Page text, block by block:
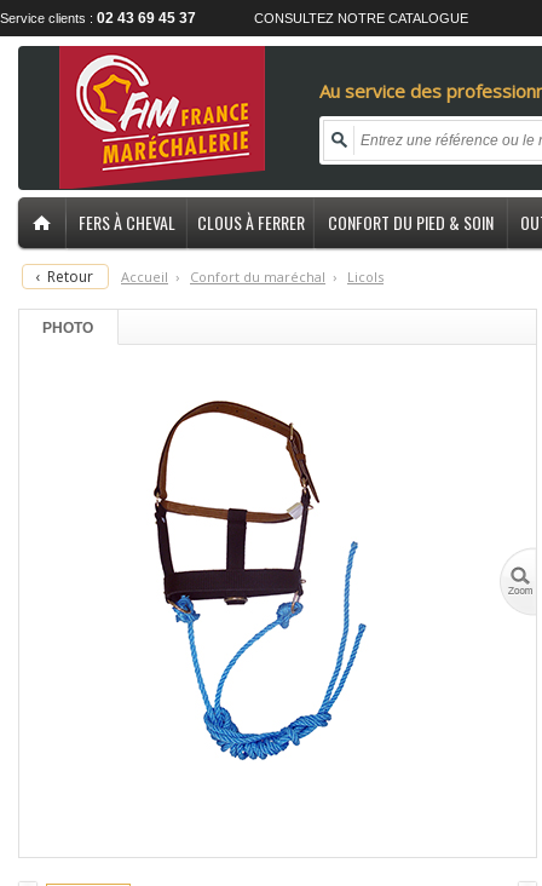
Service clients : 02 43 69 45 37 CONSULTEZ NOTRE CATALOGUE
Au service des
FERS À CHEVAL CLOUS À FERRER CONFORT DU PIED & SOIN
‹ Retour Accueil › Confort du maréchal › Licols
PHOTO